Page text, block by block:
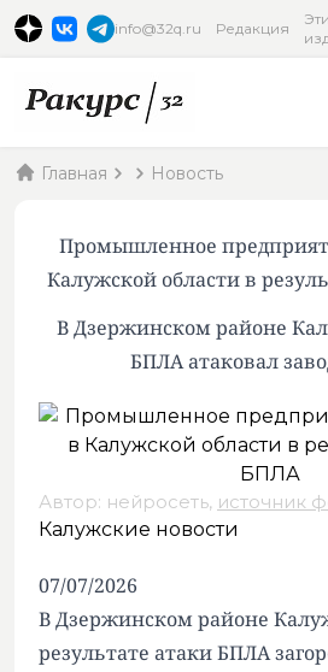
info@32q.ru Редакция
Главная Новость
Промышленное
Калужской области в
В Дзержинском районе
БПЛА атаковал
Автор: нейросеть, источник
Калужские новости
07/07/2026
В Дзержинском районе
результате атаки БПЛА